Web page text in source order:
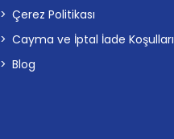
Çerez Politikası
Cayma ve İptal İade Koşulları
Blog